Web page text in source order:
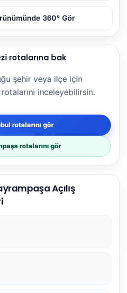
360° Gör
rotalarına bak
şehir veya ilçe için
inceleyebilirsin.
rotalarını gör
rotalarını gör
Açılış